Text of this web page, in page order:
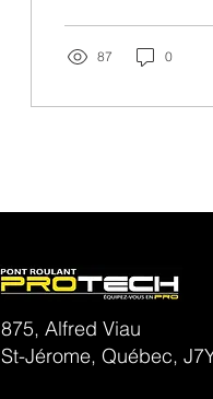
87 0
875, Alfred Viau
St-Jérome, Québec,